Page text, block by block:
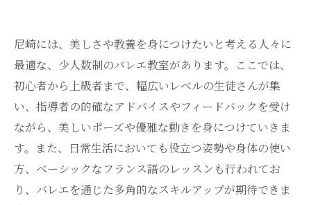
尼崎には、美しさや教養を身につけたいと考える人々に
最適な、少人数制のバレエ教室があります。ここでは、
初心者から上級者まで、幅広いレベルの生徒さんが集
い、指導者の的確なアドバイスやフィードバックを受け
ながら、美しいポーズや優雅な動きを身につけていきま
す。また、日常生活においても役立つ姿勢や身体の使い
方、ベーシックなフランス語のレッスンも行われてお
り、バレエを通じた多角的なスキルアップが期待できま